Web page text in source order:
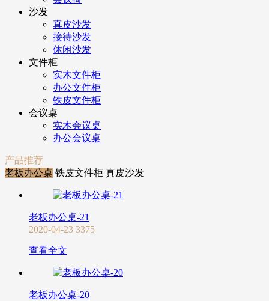
沙发
真皮沙发
接待沙发
休闲沙发
文件柜
实木文件柜
办公文件柜
铁皮文件柜
会议桌
实木会议桌
办公会议桌
产品推荐
老板办公桌 铁皮文件柜 真皮沙发
老板办公桌-21
2020-04-23 3375
查看全文
老板办公桌-20